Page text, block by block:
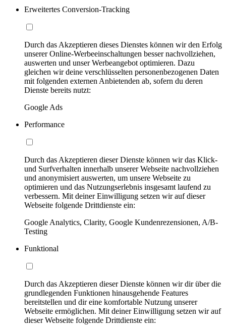
Erweitertes Conversion-Tracking
Durch das Akzeptieren dieses Dienstes können wir den Erfolg
unserer Online-Werbeeinschaltungen besser nachvollziehen,
auswerten und unser Werbeangebot optimieren. Dazu
gleichen wir deine verschlüsselten personenbezogenen Daten
mit folgenden externen Anbietenden ab, sofern du deren
Dienste bereits nutzt:
Google Ads
Performance
Durch das Akzeptieren dieser Dienste können wir das Klick-
und Surfverhalten innerhalb unserer Webseite nachvollziehen
und anonymisiert auswerten, um unsere Webseite zu
optimieren und das Nutzungserlebnis insgesamt laufend zu
verbessern. Mit deiner Einwilligung setzen wir auf dieser
Webseite folgende Drittdienste ein:
Google Analytics, Clarity, Google Kundenrezensionen, A/B-
Testing
Funktional
Durch das Akzeptieren dieser Dienste können wir dir über die
grundlegenden Funktionen hinausgehende Features
bereitstellen und dir eine komfortable Nutzung unserer
Webseite ermöglichen. Mit deiner Einwilligung setzen wir auf
dieser Webseite folgende Drittdienste ein: